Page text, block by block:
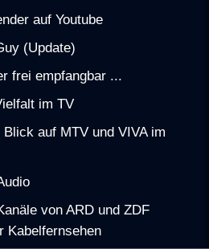
auf Youtube
(Update)
frei empfangbar ...
im TV
auf MTV und VIVA im
von ARD und ZDF
Kabelfernsehen